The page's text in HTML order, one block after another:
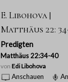
E. Libohova |
Matthäus 22:
Predigten
Matthäus 22:34-40
von Edi Libohova
Anschauen